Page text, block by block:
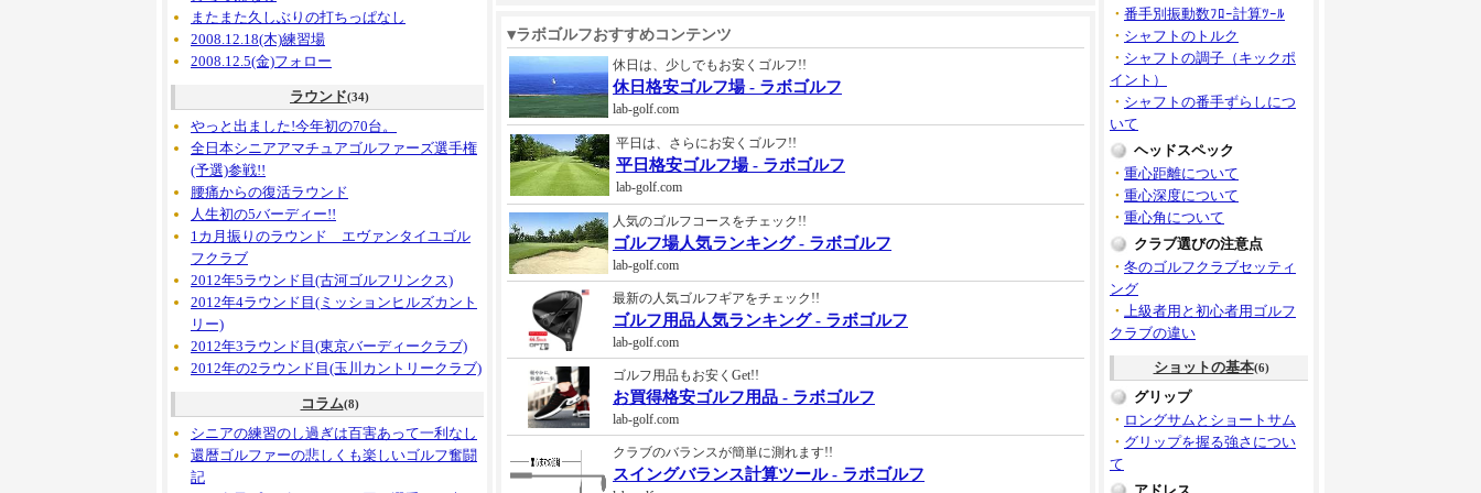
またまた久しぶりの打ちっぱなし
2008.12.18(木)練習場
2008.12.5(金)フォロー
ラウンド(34)
やっと出ました!今年初の70台。
全日本シニアアマチュアゴルファーズ選手権
(予選)参戦!!
腰痛からの復活ラウンド
人生初の5バーディー!!
1カ月振りのラウンド エヴァンタイユゴル
フクラブ
2012年5ラウンド目(古河ゴルフリンクス)
2012年4ラウンド目(ミッションヒルズカント
リー)
2012年3ラウンド目(東京バーディークラブ)
2012年の2ラウンド目(玉川カントリークラブ)
コラム(8)
シニアの練習のし過ぎは百害あって一利なし
還暦ゴルファーの悲しくも楽しいゴルフ奮闘
記
▼ラボゴルフおすすめコンテンツ
休日は、少しでもお安くゴルフ!!
休日格安ゴルフ場 - ラボゴルフ
lab-golf.com
平日は、さらにお安くゴルフ!!
平日格安ゴルフ場 - ラボゴルフ
lab-golf.com
人気のゴルフコースをチェック!!
ゴルフ場人気ランキング - ラボゴルフ
lab-golf.com
最新の人気ゴルフギアをチェック!!
ゴルフ用品人気ランキング - ラボゴルフ
lab-golf.com
ゴルフ用品もお安くGet!!
お買得格安ゴルフ用品 - ラボゴルフ
lab-golf.com
クラブのバランスが簡単に測れます!!
スイングバランス計算ツール - ラボゴルフ
・ 番手別振動数ﾌﾛｰ計算ﾂｰﾙ
・ シャフトのトルク
・ シャフトの調子（キックポ
イント）
・ シャフトの番手ずらしにつ
いて
ヘッドスペック
・ 重心距離について
・ 重心深度について
・ 重心角について
クラブ選びの注意点
・ 冬のゴルフクラブセッティ
ング
・ 上級者用と初心者用ゴルフ
クラブの違い
ショットの基本(6)
グリップ
・ ロングサムとショートサム
・ グリップを握る強さについ
て